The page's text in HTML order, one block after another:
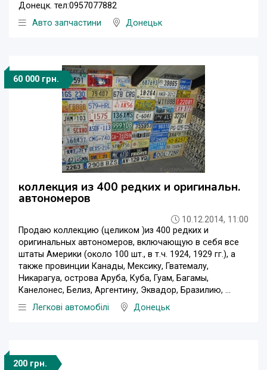
Донецк. тел:0957077882
Авто запчастини
Донецьк
60 000 грн.
коллекция из 400 редких и оригинальн.
автономеров
10.12.2014, 11:00
Продаю коллекцию (целиком )из 400 редких и
оригинальных автономеров, включающую в себя все
штаты Америки (около 100 шт., в т.ч. 1924, 1929 гг.), а
также провинции Канады, Мексику, Гватемалу,
Никарагуа, острова Аруба, Куба, Гуам, Багамы,
Канелонес, Белиз, Аргентину, Эквадор, Бразилию, ...
Легкові автомобілі
Донецьк
200 грн.